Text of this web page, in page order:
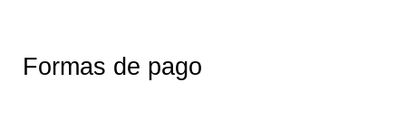
Formas de pago